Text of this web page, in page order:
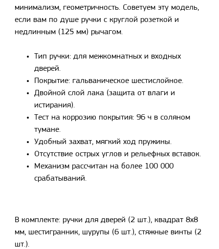
минимализм, геометричность. Советуем эту модель,
если вам по душе ручки с круглой розеткой и
недлинным (125 мм) рычагом.
Тип ручки: для межкомнатных и входных
дверей.
Покрытие: гальваническое шестислойное.
Двойной слой лака (защита от влаги и
истирания).
Тест на коррозию покрытия: 96 ч в соляном
тумане.
Удобный захват, мягкий ход пружины.
Отсутствие острых углов и рельефных вставок.
Механизм рассчитан на более 100 000
срабатываний.
В комплекте: ручки для дверей (2 шт.), квадрат 8x8
мм, шестигранник, шурупы (6 шт.), стяжные винты (2
шт.).